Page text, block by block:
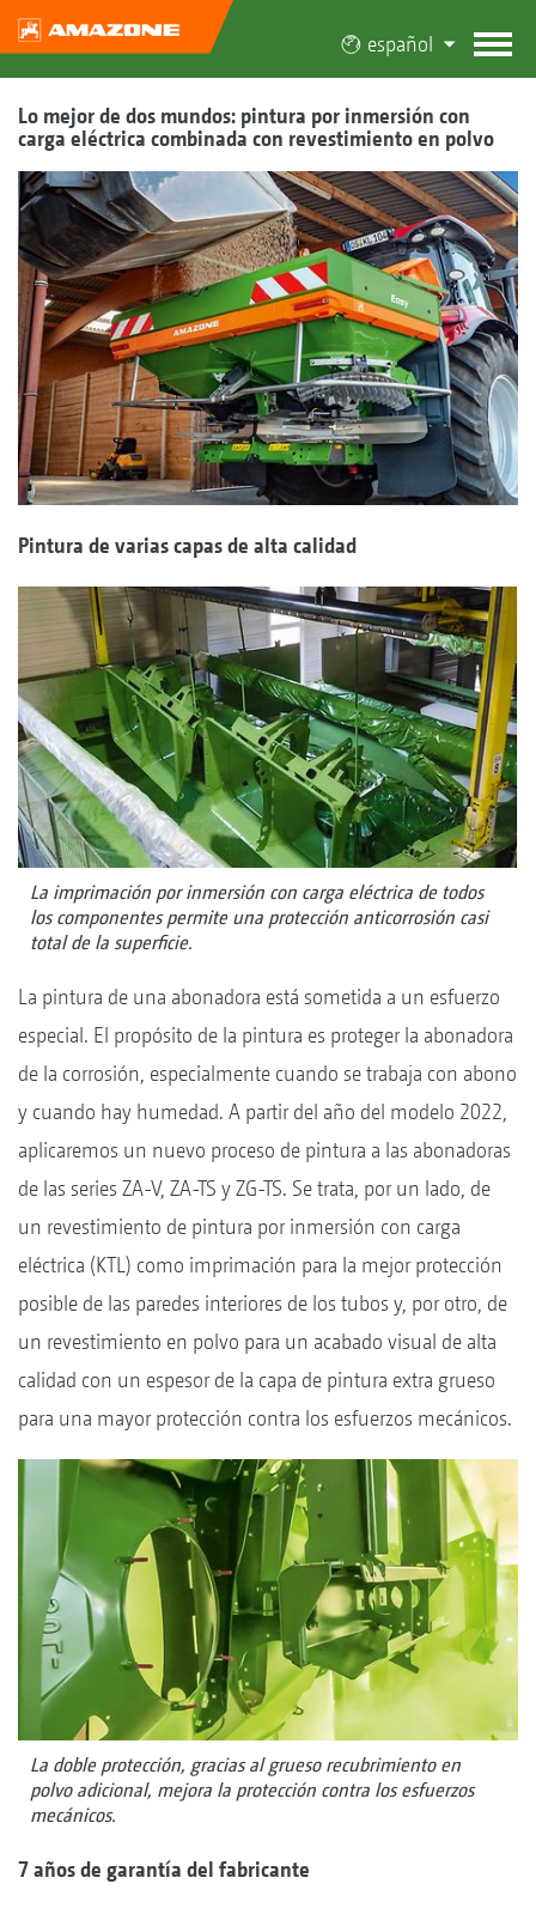
español
Lo mejor de dos mundos: pintura por inmersión con
carga eléctrica combinada con revestimiento en polvo
Pintura de varias capas de alta calidad
La imprimación por inmersión con carga eléctrica de todos
los componentes permite una protección anticorrosión casi
total de la superficie.
La pintura de una abonadora está sometida a un esfuerzo
especial. El propósito de la pintura es proteger la abonadora
de la corrosión, especialmente cuando se trabaja con abono
y cuando hay humedad. A partir del año del modelo 2022,
aplicaremos un nuevo proceso de pintura a las abonadoras
de las series ZA-V, ZA-TS y ZG-TS. Se trata, por un lado, de
un revestimiento de pintura por inmersión con carga
eléctrica (KTL) como imprimación para la mejor protección
posible de las paredes interiores de los tubos y, por otro, de
un revestimiento en polvo para un acabado visual de alta
calidad con un espesor de la capa de pintura extra grueso
para una mayor protección contra los esfuerzos mecánicos.
La doble protección, gracias al grueso recubrimiento en
polvo adicional, mejora la protección contra los esfuerzos
mecánicos.
7 años de garantía del fabricante